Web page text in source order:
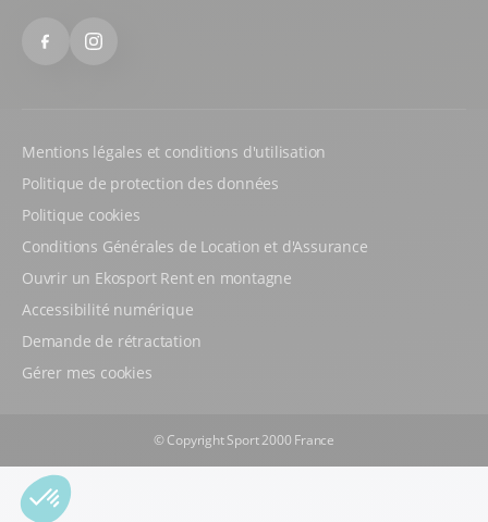
FacebookInstagram
Mentions légales et conditions d'utilisation
Politique de protection des données
Politique cookies
Conditions Générales de Location et d'Assurance
Ouvrir un Ekosport Rent en montagne
Accessibilité numérique
Demande de rétractation
Gérer mes cookies
© Copyright Sport 2000 France